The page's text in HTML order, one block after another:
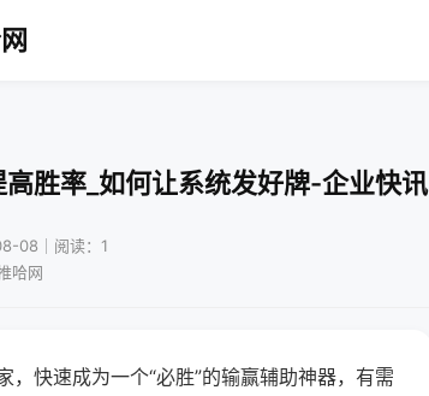
胜率_如何让系统发好牌-企业快讯
08｜阅读：1
哈网
快速成为一个“必胜”的输赢辅助神器，有需